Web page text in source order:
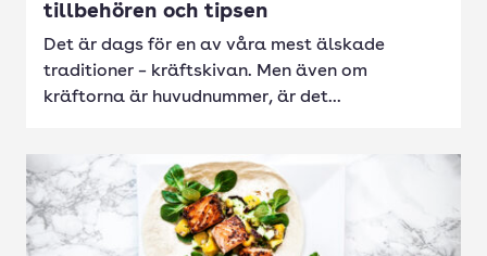
tillbehören och tipsen
Det är dags för en av våra mest älskade
traditioner – kräftskivan. Men även om
kräftorna är huvudnummer, är det...